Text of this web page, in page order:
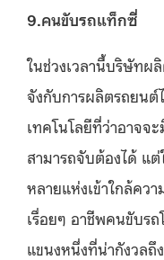
9.คนขับรถแท็กซี่
ในช่วงเวลานี้บริษัทผ
จังกับการผลิตรถยน
เทคโนโลยีที่ว่าอาจจ
สามารถจับต้องได้ แ
หลายแห่งเข้าใกล้คว
เรื่อยๆ อาชีพคนขับร
แขนงหนึ่งที่น่ากังวล